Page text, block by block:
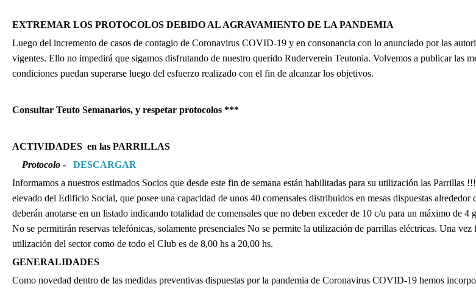
EXTREMAR LOS PROTOCOLOS DEBIDO AL AGRAVAMIENTO DE LA PANDEMIA
Luego del incremento de casos de contagio de Coronavirus COVID-19 y en consonancia con lo anunciado por las
vigentes. Ello no impedirá que sigamos disfrutando de nuestro querido Ruderverein Teutonia. Volvemos a publicar las
condiciones puedan superarse luego del esfuerzo realizado con el fin de alcanzar los objetivos.
Consultar Teuto Semanarios, y respetar protocolos ***
ACTIVIDADES en las PARRILLAS
Protocolo - DESCARGAR
Informamos a nuestros estimados Socios que desde este fin de semana están habilitadas para su utilización las
elevado del Edificio Social, que posee una capacidad de unos 40 comensales distribuidos en mesas dispuestas
deberán anotarse en un listado indicando totalidad de comensales que no deben exceder de 10 c/u para un máximo de
No se permitirán reservas telefónicas, solamente presenciales No se permite la utilización de parrillas eléctricas. Una
utilización del sector como de todo el Club es de 8,00 hs a 20,00 hs.
GENERALIDADES
Como novedad dentro de las medidas preventivas dispuestas por la pandemia de Coronavirus COVID-19 hemos